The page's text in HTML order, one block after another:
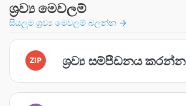
ශ්‍රව්‍ය මෙවලම්
සියලුම ශ්‍රව්‍ය මෙවලම් බලන්න →
ZIP ශ්‍රව්‍ය සම්පීඩනය කරන්න